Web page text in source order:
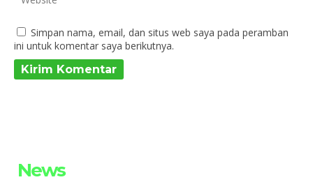
Simpan nama, email, dan situs web saya pada peramban
ini untuk komentar saya berikutnya.
News